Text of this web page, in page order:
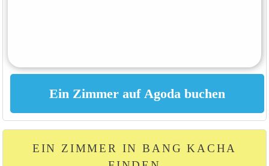
EIN ZIMMER IN BANG KACHA